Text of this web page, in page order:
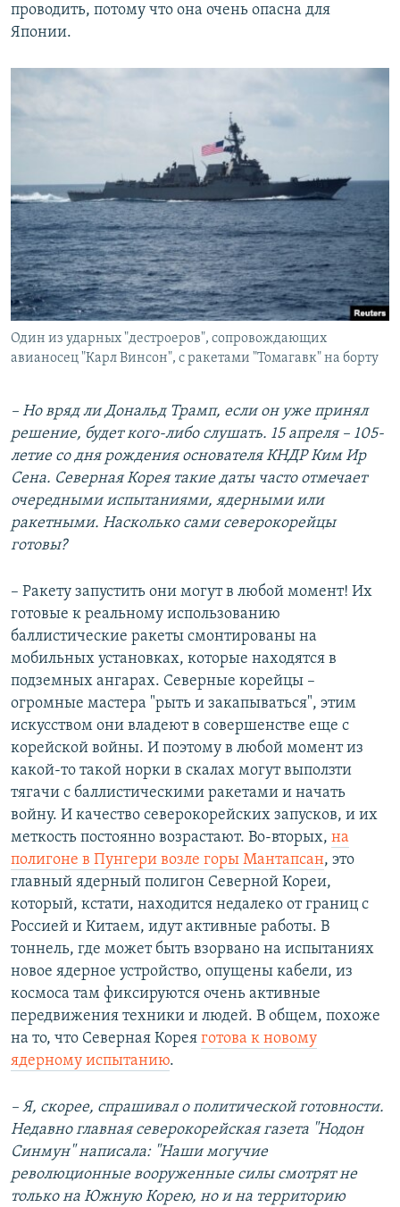
проводить, потому что она очень опасна для
Японии.
Один из ударных "дестроеров", сопровождающих
авианосец "Карл Винсон", с ракетами "Томагавк" на борту
– Но вряд ли Дональд Трамп, если он уже принял
решение, будет кого-либо слушать. 15 апреля – 105-
летие со дня рождения основателя КНДР Ким Ир
Сена. Северная Корея такие даты часто отмечает
очередными испытаниями, ядерными или
ракетными. Насколько сами северокорейцы
готовы?
– Ракету запустить они могут в любой момент! Их
готовые к реальному использованию
баллистические ракеты смонтированы на
мобильных установках, которые находятся в
подземных ангарах. Северные корейцы –
огромные мастера "рыть и закапываться", этим
искусством они владеют в совершенстве еще с
корейской войны. И поэтому в любой момент из
какой-то такой норки в скалах могут выползти
тягачи с баллистическими ракетами и начать
войну. И качество северокорейских запусков, и их
меткость постоянно возрастают. Во-вторых, на
полигоне в Пунгери возле горы Мантапсан, это
главный ядерный полигон Северной Кореи,
который, кстати, находится недалеко от границ с
Россией и Китаем, идут активные работы. В
тоннель, где может быть взорвано на испытаниях
новое ядерное устройство, опущены кабели, из
космоса там фиксируются очень активные
передвижения техники и людей. В общем, похоже
на то, что Северная Корея готова к новому
ядерному испытанию.
– Я, скорее, спрашивал о политической готовности.
Недавно главная северокорейская газета "Нодон
Синмун" написала: "Наши могучие
революционные вооруженные силы смотрят не
только на Южную Корею, но и на территорию